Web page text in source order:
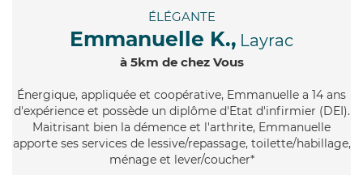
ÉLÉGANTE
Emmanuelle K., Layrac
à 5km de chez Vous
Énergique, appliquée et coopérative, Emmanuelle a 14 ans
d'expérience et possède un diplôme d'Etat d'infirmier (DEI).
Maitrisant bien la démence et l'arthrite, Emmanuelle
apporte ses services de lessive/repassage, toilette/habillage,
ménage et lever/coucher*